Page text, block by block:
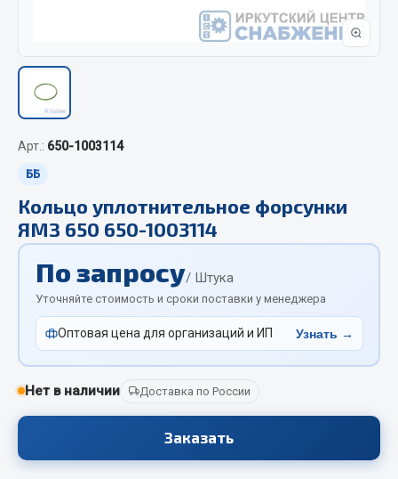
Весь раздел
Автотовары
Автокаталоги
Аксессуары автомобильные
Брызговики
Вентиляторы кабины
Вымпела
Показать ещё
Смазочные материалы
Арт.: 650-1003114
ББ
Кольцо уплотнительное форсунки
ЯМЗ 650 650-1003114
По запросу/ Штука
Уточняйте стоимость и сроки поставки у менеджера
Оптовая цена для организаций и ИП Узнать →
Нет в наличии Доставка по России
Заказать